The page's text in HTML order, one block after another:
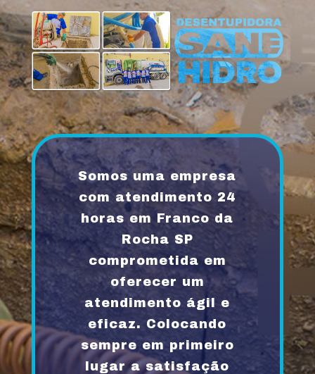
Somos uma empresa
com atendimento 24
horas em Franco da
Rocha SP
comprometida em
oferecer um
atendimento ágil e
eficaz. Colocando
sempre em primeiro
lugar a satisfação